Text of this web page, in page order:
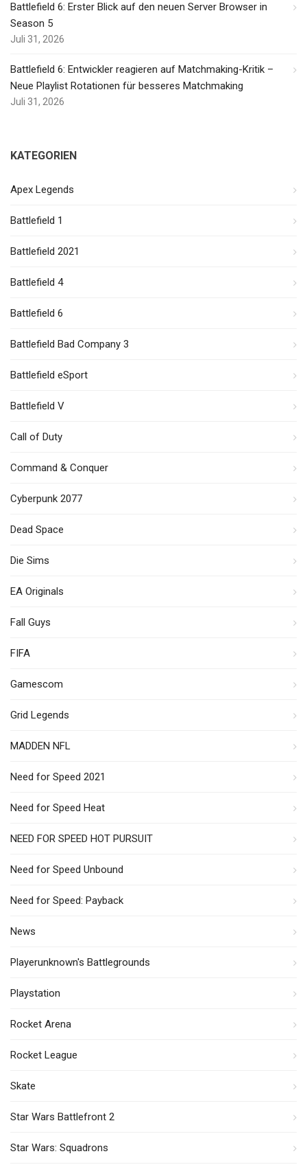
Battlefield 6: Erster Blick auf den neuen Server Browser in
Season 5
Juli 31, 2026
Battlefield 6: Entwickler reagieren auf Matchmaking-Kritik –
Neue Playlist Rotationen für besseres Matchmaking
Juli 31, 2026
KATEGORIEN
Apex Legends
Battlefield 1
Battlefield 2021
Battlefield 4
Battlefield 6
Battlefield Bad Company 3
Battlefield eSport
Battlefield V
Call of Duty
Command & Conquer
Cyberpunk 2077
Dead Space
Die Sims
EA Originals
Fall Guys
FIFA
Gamescom
Grid Legends
MADDEN NFL
Need for Speed 2021
Need for Speed Heat
NEED FOR SPEED HOT PURSUIT
Need for Speed Unbound
Need for Speed: Payback
News
Playerunknown's Battlegrounds
Playstation
Rocket Arena
Rocket League
Skate
Star Wars Battlefront 2
Star Wars: Squadrons